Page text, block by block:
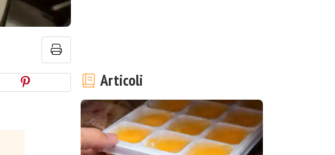
Articoli